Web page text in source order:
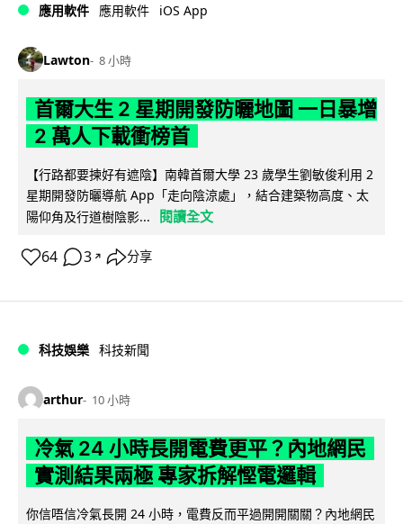
應用軟件 應用軟件 iOS App
Lawton 8 小時
首爾大生 2 星期開發防曬地圖 一日暴增
2 萬人下載衝榜首
【行路都要揀好有遮陰】南韓首爾大學 23 歲學生劉敏俊利用 2
星期開發防曬導航 App「走向陰涼處」，結合建築物高度、太
陽仰角及行道樹陰影...
閱讀全文
64 3 ↗ 分享
科技娛樂 科技新聞
arthur 10 小時
冷氣 24 小時長開電費更平？內地網民
實測結果兩極 專家拆解慳電邏輯
你信唔信冷氣長開 24 小時，電費反而平過開開關關？內地網民